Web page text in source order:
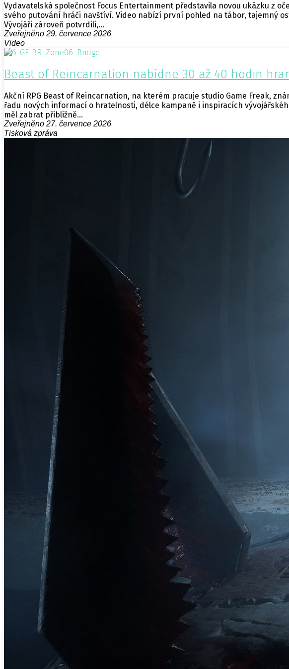
Vydavatelská společnost Focus Entertainment představila novou ukázku z
svého putování hráči navštíví. Video nabízí první pohled na tábor, tajemný
Vývojáři zároveň potvrdili,…
Zveřejněno 29. července 2026
Video
Beast of Reincarnation nabídne 30 až 40 hodin
Akční RPG Beast of Reincarnation, na kterém pracuje studio Game Freak,
řadu nových informací o hratelnosti, délce kampaně i inspiracích
měl zabrat přibližně…
Zveřejněno 27. července 2026
Tisková zpráva